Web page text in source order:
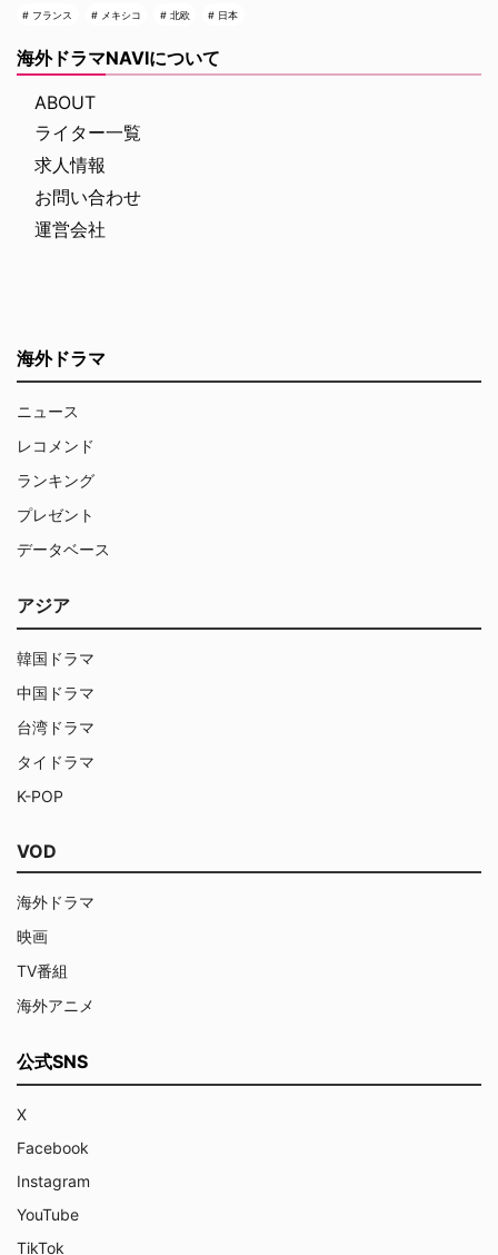
フランス メキシコ 北欧 日本
海外ドラマNAVIについて
ABOUT
ライター一覧
求人情報
お問い合わせ
運営会社
海外ドラマ
ニュース
レコメンド
ランキング
プレゼント
データベース
アジア
韓国ドラマ
中国ドラマ
台湾ドラマ
タイドラマ
K-POP
VOD
海外ドラマ
映画
TV番組
海外アニメ
公式SNS
X
Facebook
Instagram
YouTube
TikTok